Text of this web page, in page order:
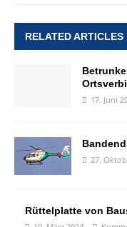
RELATED ARTICLES
17. Juni
27.
Rüttelplatte von